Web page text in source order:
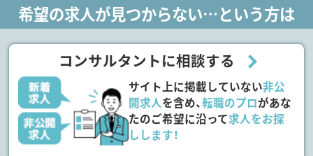
希望の求人が見つからない…という方は
コンサルタントに相談する
サイト上に掲載していない非公
開求人を含め、転職のプロがあな
たのご希望に沿って求人をお探
しします！